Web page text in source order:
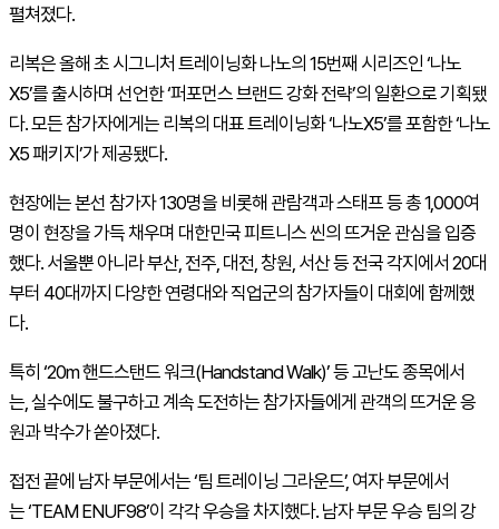
펼쳐졌다.
리복은 올해 초 시그니처 트레이닝화 나노의 15번째 시리즈인 ‘나노
X5’를 출시하며 선언한 ‘퍼포먼스 브랜드 강화 전략’의 일환으로 기획됐
다. 모든 참가자에게는 리복의 대표 트레이닝화 ‘나노X5’를 포함한 ‘나노
X5 패키지’가 제공됐다.
현장에는 본선 참가자 130명을 비롯해 관람객과 스태프 등 총 1,000여
명이 현장을 가득 채우며 대한민국 피트니스 씬의 뜨거운 관심을 입증
했다. 서울뿐 아니라 부산, 전주, 대전, 창원, 서산 등 전국 각지에서 20대
부터 40대까지 다양한 연령대와 직업군의 참가자들이 대회에 함께했
다.
특히 ‘20m 핸드스탠드 워크(Handstand Walk)’ 등 고난도 종목에서
는, 실수에도 불구하고 계속 도전하는 참가자들에게 관객의 뜨거운 응
원과 박수가 쏟아졌다.
접전 끝에 남자 부문에서는 ‘팀 트레이닝 그라운드’, 여자 부문에서
는 ‘TEAM ENUF98’이 각각 우승을 차지했다. 남자 부문 우승 팀의 강